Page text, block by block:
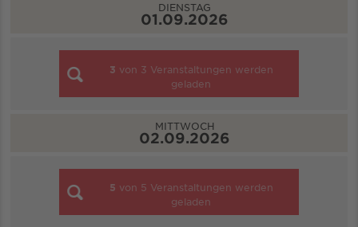
DIENSTAG
01.09.2026
3 von 3 Veranstaltungen werden
geladen
MITTWOCH
02.09.2026
5 von 5 Veranstaltungen werden
geladen